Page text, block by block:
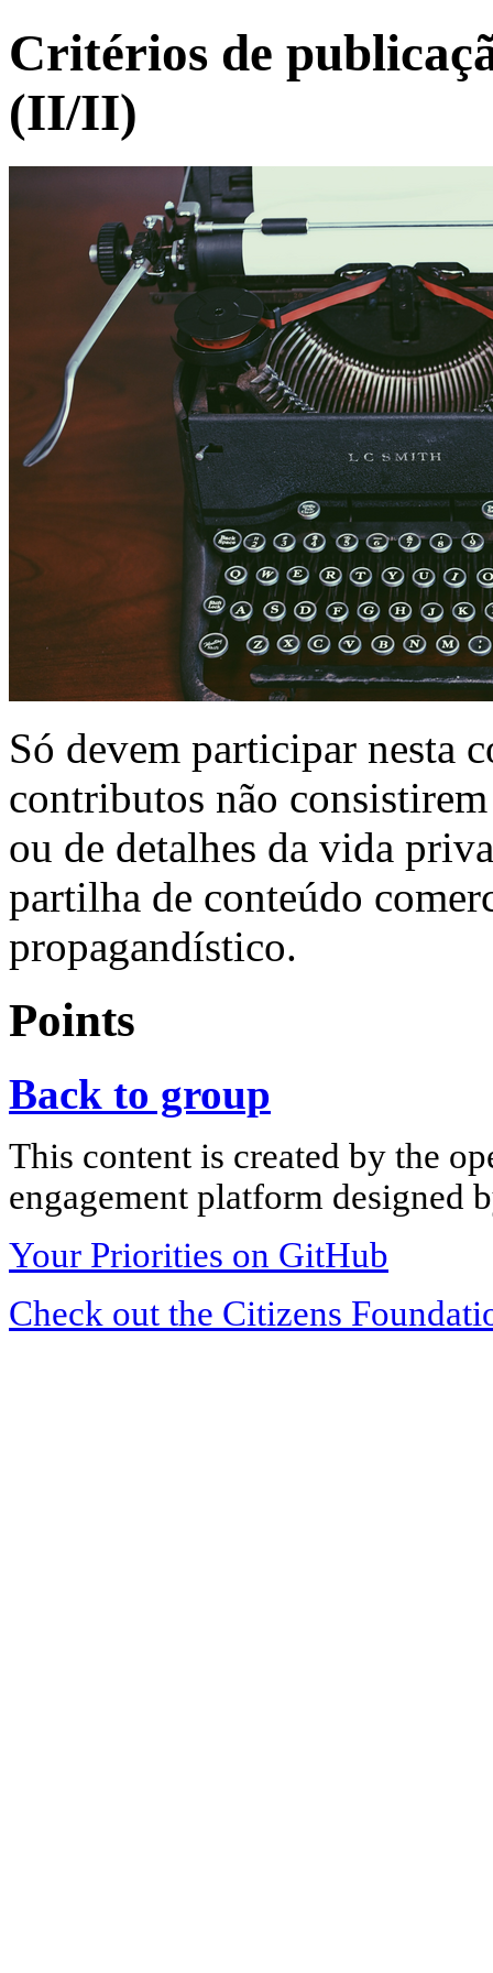
Critérios de
(II/II)
Só devem participar nesta
contributos não
ou de detalhes da vida
partilha de conteúdo
propagandístico.
Points
Back to group
This content is created by the
engagement platform designed
Your Priorities on GitHub
Check out the Citizens